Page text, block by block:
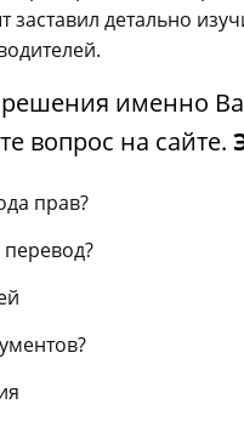
заставил детально
именно
вопрос на сайте.
прав?